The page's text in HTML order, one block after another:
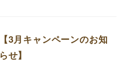
【3月キャンペーンのお知
らせ】